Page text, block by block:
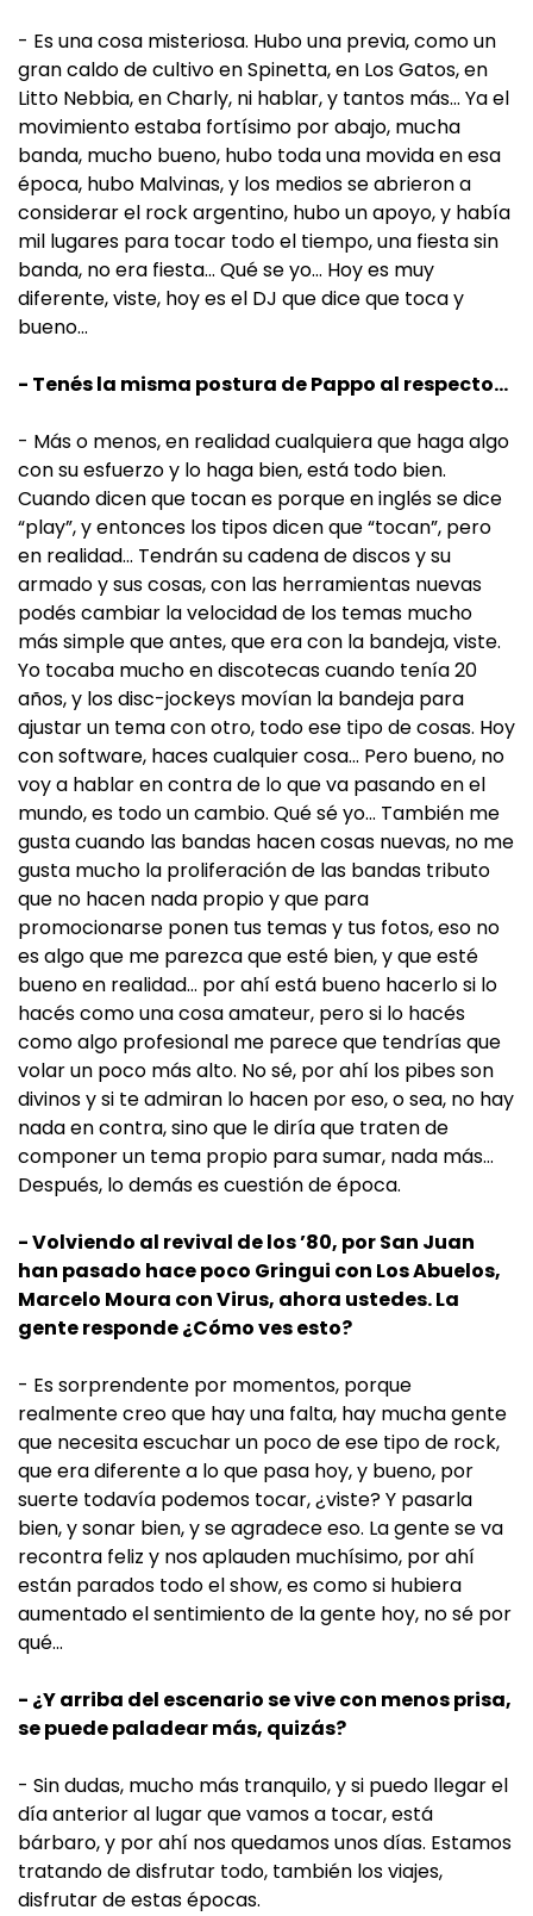
- Es una cosa misteriosa. Hubo una previa, como un
gran caldo de cultivo en Spinetta, en Los Gatos, en
Litto Nebbia, en Charly, ni hablar, y tantos más… Ya el
movimiento estaba fortísimo por abajo, mucha
banda, mucho bueno, hubo toda una movida en esa
época, hubo Malvinas, y los medios se abrieron a
considerar el rock argentino, hubo un apoyo, y había
mil lugares para tocar todo el tiempo, una fiesta sin
banda, no era fiesta... Qué se yo… Hoy es muy
diferente, viste, hoy es el DJ que dice que toca y
bueno...
- Tenés la misma postura de Pappo al respecto…
- Más o menos, en realidad cualquiera que haga algo
con su esfuerzo y lo haga bien, está todo bien.
Cuando dicen que tocan es porque en inglés se dice
“play”, y entonces los tipos dicen que “tocan”, pero
en realidad… Tendrán su cadena de discos y su
armado y sus cosas, con las herramientas nuevas
podés cambiar la velocidad de los temas mucho
más simple que antes, que era con la bandeja, viste.
Yo tocaba mucho en discotecas cuando tenía 20
años, y los disc-jockeys movían la bandeja para
ajustar un tema con otro, todo ese tipo de cosas. Hoy
con software, haces cualquier cosa… Pero bueno, no
voy a hablar en contra de lo que va pasando en el
mundo, es todo un cambio. Qué sé yo… También me
gusta cuando las bandas hacen cosas nuevas, no me
gusta mucho la proliferación de las bandas tributo
que no hacen nada propio y que para
promocionarse ponen tus temas y tus fotos, eso no
es algo que me parezca que esté bien, y que esté
bueno en realidad… por ahí está bueno hacerlo si lo
hacés como una cosa amateur, pero si lo hacés
como algo profesional me parece que tendrías que
volar un poco más alto. No sé, por ahí los pibes son
divinos y si te admiran lo hacen por eso, o sea, no hay
nada en contra, sino que le diría que traten de
componer un tema propio para sumar, nada más…
Después, lo demás es cuestión de época.
- Volviendo al revival de los ’80, por San Juan
han pasado hace poco Gringui con Los Abuelos,
Marcelo Moura con Virus, ahora ustedes. La
gente responde ¿Cómo ves esto?
- Es sorprendente por momentos, porque
realmente creo que hay una falta, hay mucha gente
que necesita escuchar un poco de ese tipo de rock,
que era diferente a lo que pasa hoy, y bueno, por
suerte todavía podemos tocar, ¿viste? Y pasarla
bien, y sonar bien, y se agradece eso. La gente se va
recontra feliz y nos aplauden muchísimo, por ahí
están parados todo el show, es como si hubiera
aumentado el sentimiento de la gente hoy, no sé por
qué...
- ¿Y arriba del escenario se vive con menos prisa,
se puede paladear más, quizás?
- Sin dudas, mucho más tranquilo, y si puedo llegar el
día anterior al lugar que vamos a tocar, está
bárbaro, y por ahí nos quedamos unos días. Estamos
tratando de disfrutar todo, también los viajes,
disfrutar de estas épocas.